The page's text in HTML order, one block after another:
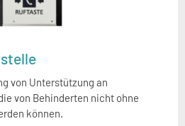
von Unterstützung an
von Behinderten nicht ohne
können.